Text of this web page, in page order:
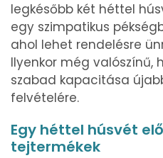
legkésőbb két héttel
egy szimpatikus
ahol lehet rendelésre
Ilyenkor még valószínű,
szabad kapacitása
felvételére.
Egy héttel húsvét
tejtermékek